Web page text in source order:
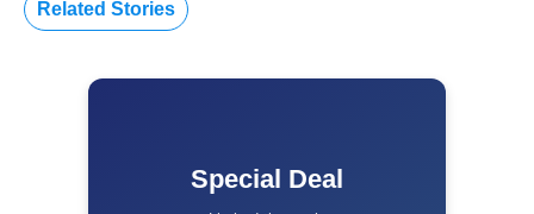
Related Stories
Special Deal